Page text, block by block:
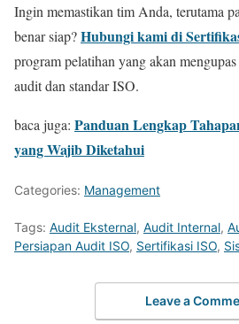
Ingin memastikan tim Anda, terutama
benar siap?Hubungi kami di
program pelatihan yang akan
audit dan standar ISO.
baca juga: Panduan Lengkap
yang Wajib Diketahui
Categories: Management
Tags: Audit Eksternal, Audit Internal,
Persiapan Audit ISO, Sertifikasi ISO,
Leave a